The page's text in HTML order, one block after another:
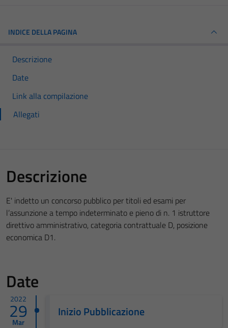
INDICE DELLA PAGINA
Descrizione
Date
Link alla compilazione
Allegati
Descrizione
E' indetto un concorso pubblico per titoli ed esami per
l’assunzione a tempo indeterminato e pieno di n. 1 istruttore
direttivo amministrativo, categoria contrattuale D, posizione
economica D1.
Date
2022
29
Mar
Inizio Pubblicazione